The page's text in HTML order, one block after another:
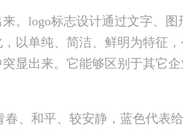
logo标志设计通过文字、图
以单纯、简洁、鲜明为特征
显出来。它能够区别于其它
、和平、较安静，蓝色代表